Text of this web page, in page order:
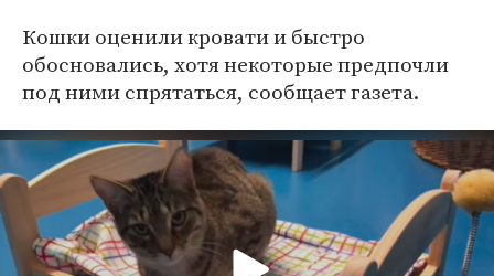
Кошки оценили кровати и быстро
обосновались, хотя некоторые предпочли
под ними спрятаться, сообщает газета.